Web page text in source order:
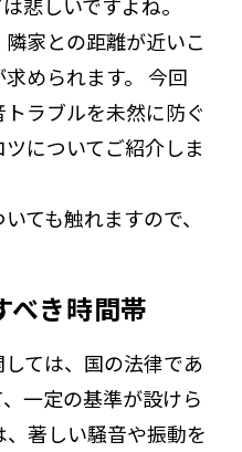
家との距離が近いこ
められます。 今回
ラブルを未然に防ぐ
についてご紹介しま
ても触れますので、
べき時間帯
ては、国の法律であ
一定の基準が設けら
著しい騒音や振動を